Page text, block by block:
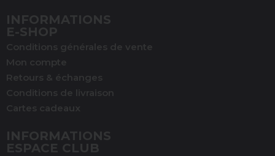
INFORMATIONS
E-SHOP
Conditions générales de vente
Mon compte
Retours & échanges
Conditions de livraison
Cartes cadeaux
INFORMATIONS
ESPACE CLUB